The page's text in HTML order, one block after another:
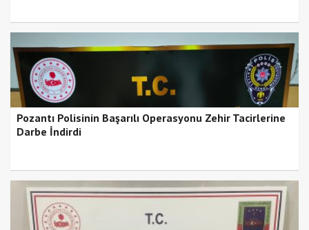
Pozantı Polisinin Başarılı Operasyonu Zehir Tacirlerine
Darbe İndirdi